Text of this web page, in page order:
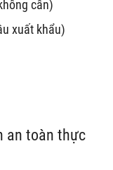
cần)
xuất khẩu)
an toàn thực